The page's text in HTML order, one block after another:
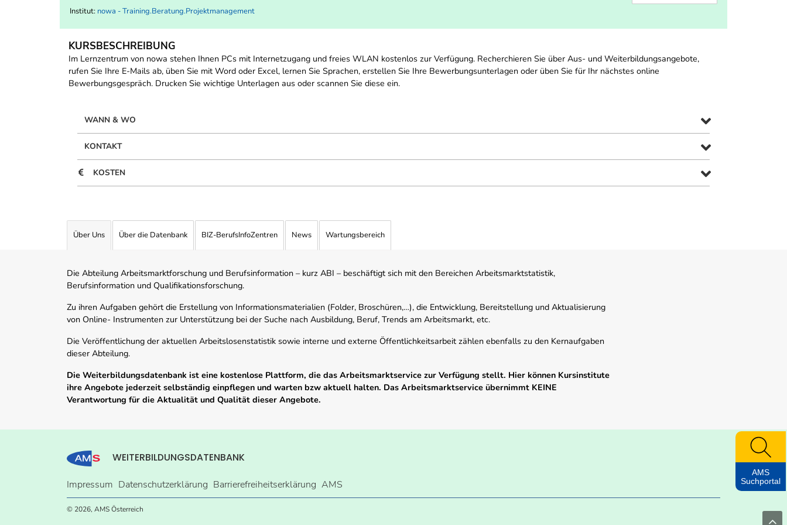
Institut: nowa - Training.Beratung.Projektmanagement
KURSBESCHREIBUNG
Im Lernzentrum von nowa stehen Ihnen PCs mit Internetzugang und freies WLAN kostenlos zur Verfügung. Recherchieren Sie über Aus- und Weiterbildungsangebote,
rufen Sie Ihre E-Mails ab, üben Sie mit Word oder Excel, lernen Sie Sprachen, erstellen Sie Ihre Bewerbungsunterlagen oder üben Sie für Ihr nächstes online
Bewerbungsgespräch. Drucken Sie wichtige Unterlagen aus oder scannen Sie diese ein.
WANN & WO
KONTAKT
KOSTEN
Über Uns Über die Datenbank BIZ-BerufsInfoZentren News Wartungsbereich
Die Abteilung Arbeitsmarktforschung und Berufsinformation – kurz ABI – beschäftigt sich mit den Bereichen Arbeitsmarktstatistik,
Berufsinformation und Qualifikationsforschung.
Zu ihren Aufgaben gehört die Erstellung von Informationsmaterialien (Folder, Broschüren,…), die Entwicklung, Bereitstellung und Aktualisierung
von Online- Instrumenten zur Unterstützung bei der Suche nach Ausbildung, Beruf, Trends am Arbeitsmarkt, etc.
Die Veröffentlichung der aktuellen Arbeitslosenstatistik sowie interne und externe Öffentlichkeitsarbeit zählen ebenfalls zu den Kernaufgaben
dieser Abteilung.
Die Weiterbildungsdatenbank ist eine kostenlose Plattform, die das Arbeitsmarktservice zur Verfügung stellt. Hier können Kursinstitute
ihre Angebote jederzeit selbständig einpflegen und warten bzw aktuell halten. Das Arbeitsmarktservice übernimmt KEINE
Verantwortung für die Aktualität und Qualität dieser Angebote.
WEITERBILDUNGSDATENBANK
Impressum Datenschutzerklärung Barrierefreiheitserklärung AMS
© 2026, AMS Österreich
AMS
Suchportal